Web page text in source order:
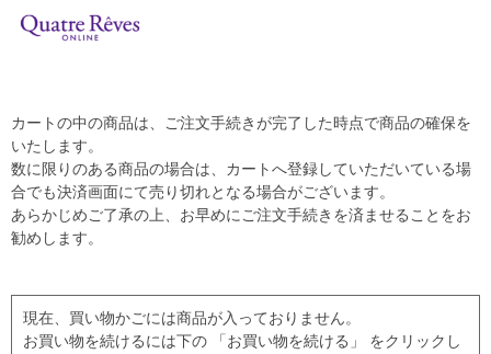
カートの中の商品は、ご注文手続きが完了した時点で商品の確保を
いたします。
数に限りのある商品の場合は、カートへ登録していただいている場
合でも決済画面にて売り切れとなる場合がございます。
あらかじめご了承の上、お早めにご注文手続きを済ませることをお
勧めします。
現在、買い物かごには商品が入っておりません。
お買い物を続けるには下の 「お買い物を続ける」 をクリックし